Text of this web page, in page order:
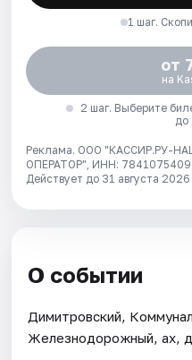
1 шаг.
от
на
2 шаг. Выберите
до
Реклама. ООО "КАССИР.РУ-
ОПЕРАТОР", ИНН: 7841075409
Действует до 31 августа 2026
О событии
Димитровский,
Железнодорожный, ах,